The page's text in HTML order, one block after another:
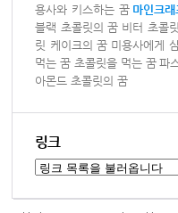
용사와 키스하는 꿈 마인크
블랙 초콜릿의 꿈 비터 초콜
릿 케이크의 꿈 미용사에게
먹는 꿈 초콜릿을 먹는 꿈 파
아몬드 초콜릿의 꿈
링크